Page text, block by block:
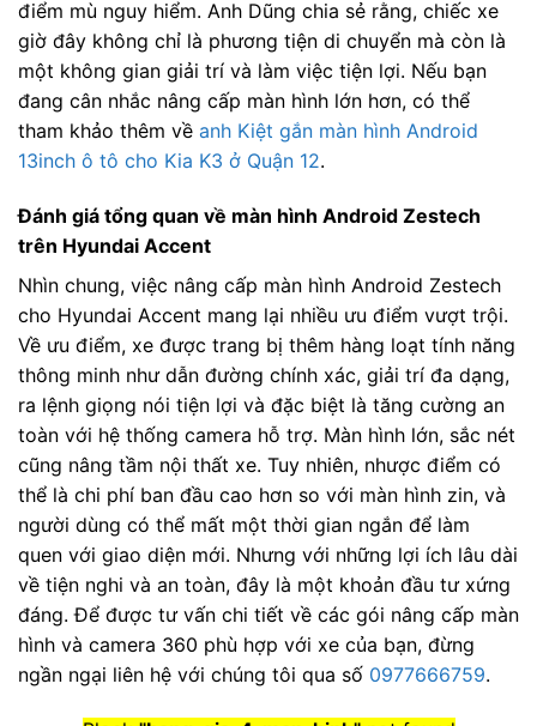
điểm mù nguy hiểm. Anh Dũng chia sẻ rằng, chiếc xe
giờ đây không chỉ là phương tiện di chuyển mà còn là
một không gian giải trí và làm việc tiện lợi. Nếu bạn
đang cân nhắc nâng cấp màn hình lớn hơn, có thể
tham khảo thêm về anh Kiệt gắn màn hình Android
13inch ô tô cho Kia K3 ở Quận 12.
Đánh giá tổng quan về màn hình Android Zestech
trên Hyundai Accent
Nhìn chung, việc nâng cấp màn hình Android Zestech
cho Hyundai Accent mang lại nhiều ưu điểm vượt trội.
Về ưu điểm, xe được trang bị thêm hàng loạt tính năng
thông minh như dẫn đường chính xác, giải trí đa dạng,
ra lệnh giọng nói tiện lợi và đặc biệt là tăng cường an
toàn với hệ thống camera hỗ trợ. Màn hình lớn, sắc nét
cũng nâng tầm nội thất xe. Tuy nhiên, nhược điểm có
thể là chi phí ban đầu cao hơn so với màn hình zin, và
người dùng có thể mất một thời gian ngắn để làm
quen với giao diện mới. Nhưng với những lợi ích lâu dài
về tiện nghi và an toàn, đây là một khoản đầu tư xứng
đáng. Để được tư vấn chi tiết về các gói nâng cấp màn
hình và camera 360 phù hợp với xe của bạn, đừng
ngần ngại liên hệ với chúng tôi qua số 0977666759.